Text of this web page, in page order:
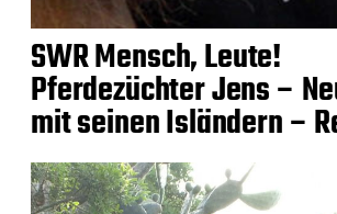
SWR Mensch, Leute!
Pferdezüchter Jens –
mit seinen Isländern –